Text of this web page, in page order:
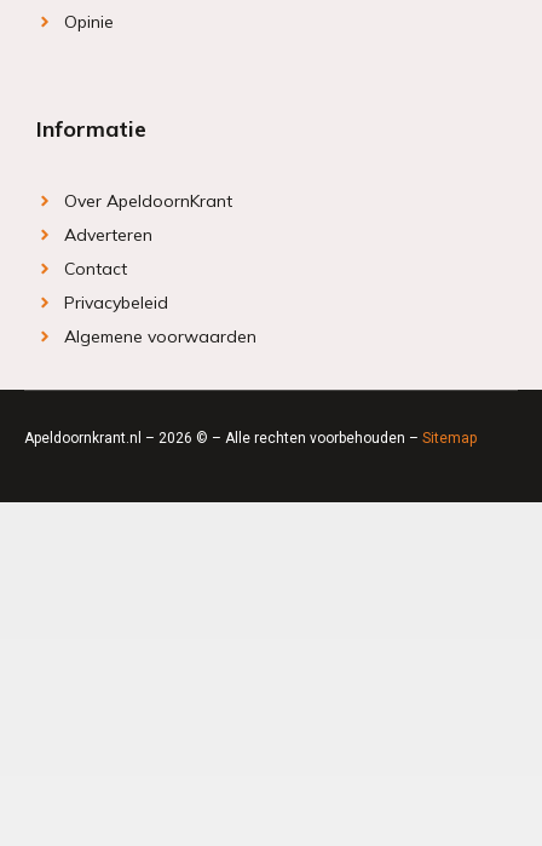
Opinie
Informatie
Over ApeldoornKrant
Adverteren
Contact
Privacybeleid
Algemene voorwaarden
Apeldoornkrant.nl – 2026 © – Alle rechten voorbehouden – Sitemap